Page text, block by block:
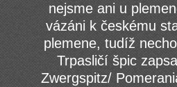
nejsme ani u
vázáni k českému
plemene, tudíž
Trpasličí špic
Zwergspitz/